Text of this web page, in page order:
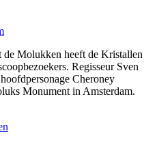
de Molukken heeft de Kristallen
Regisseur Sven
Cheroney
Monument in Amsterdam.